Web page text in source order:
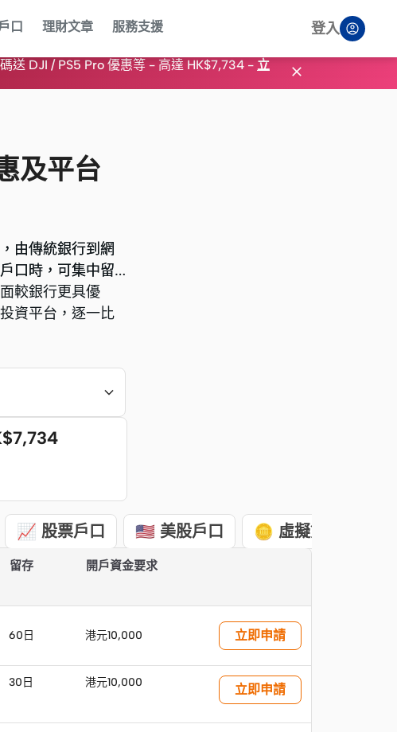
口 理財文章 服務支援 登入
送 DJI / PS5 Pro 優惠等 - 高達 HK$7,734 - 立

及平台
由傳統銀行到網
口時，可集中留
較銀行更具優
資平台，逐一比
由傳統銀行到網
口時，可集中留
較銀行更具優
資平台，逐一比
📈 股票戶口 🇺🇸 美股戶口 🪙 虛擬貨幣戶口
留存 開戶資金要求
60日 港元10,000
立即申請
30日 港元10,000
立即申請